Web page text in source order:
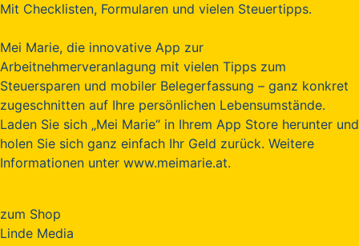
Mit Checklisten, Formularen und vielen Steuertipps.
Mei Marie, die innovative App zur
Arbeitnehmerveranlagung mit vielen Tipps zum
Steuersparen und mobiler Belegerfassung – ganz konkret
zugeschnitten auf Ihre persönlichen Lebensumstände.
Laden Sie sich „Mei Marie“ in Ihrem App Store herunter und
holen Sie sich ganz einfach Ihr Geld zurück. Weitere
Informationen unter www.meimarie.at.
zum Shop
Linde Media